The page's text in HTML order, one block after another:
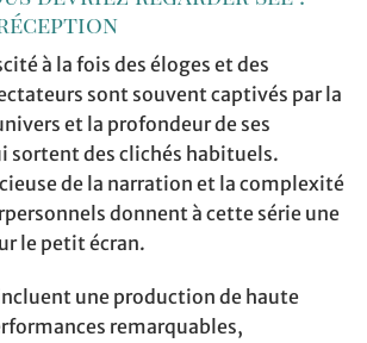
à la fois des éloges et des
sont souvent captivés par la
et la profondeur de ses
sortent des clichés habituels.
de la narration et la complexité
donnent à cette série une
le petit écran.
une production de haute
remarquables,